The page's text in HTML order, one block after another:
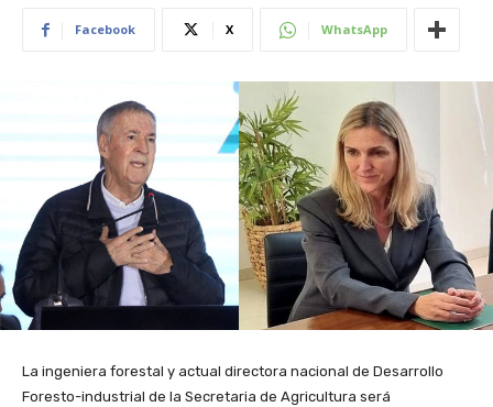
Facebook X WhatsApp
La ingeniera forestal y actual directora nacional de Desarrollo
Foresto-industrial de la Secretaria de Agricultura será